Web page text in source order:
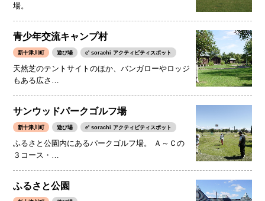
場。
青少年交流キャンプ村
新十津川町 遊び場 e' sorachi アクティビティスポット
天然芝のテントサイトのほか、バンガローやロッジ
もある広さ…
サンウッドパークゴルフ場
新十津川町 遊び場 e' sorachi アクティビティスポット
ふるさと公園内にあるパークゴルフ場。 Ａ～Ｃの
３コース・…
ふるさと公園